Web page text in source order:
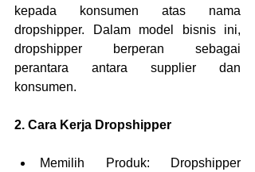
kepada konsumen atas nama
dropshipper. Dalam model bisnis ini,
dropshipper berperan sebagai
perantara antara supplier dan
konsumen.
2. Cara Kerja Dropshipper
Memilih Produk: Dropshipper